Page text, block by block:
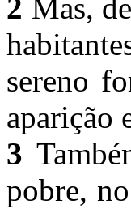
2 Mas,
sereno
aparição
3
pobre,